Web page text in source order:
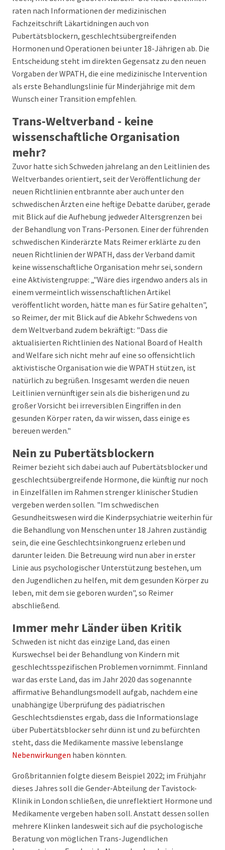
raten nach Informationen der medizinischen
Fachzeitschrift Läkartidningen auch von
Pubertätsblockern, geschlechtsübergreifenden
Hormonen und Operationen bei unter 18-Jährigen ab. Die
Entscheidung steht im direkten Gegensatz zu den neuen
Vorgaben der WPATH, die eine medizinische Intervention
als erste Behandlungslinie für Minderjährige mit dem
Wunsch einer Transition empfehlen.
Trans-Weltverband - keine
wissenschaftliche Organisation
mehr?
Zuvor hatte sich Schweden jahrelang an den Leitlinien des
Weltverbandes orientiert, seit der Veröffentlichung der
neuen Richtlinien entbrannte aber auch unter den
schwedischen Ärzten eine heftige Debatte darüber, gerade
mit Blick auf die Aufhebung jedweder Altersgrenzen bei
der Behandlung von Trans-Personen. Einer der führenden
schwedischen Kinderärzte Mats Reimer erklärte zu den
neuen Richtlinien der WPATH, dass der Verband damit
keine wissenschaftliche Organisation mehr sei, sondern
eine Aktivistengruppe: „"Wäre dies irgendwo anders als in
einem vermeintlich wissenschaftlichen Artikel
veröffentlicht worden, hätte man es für Satire gehalten",
so Reimer, der mit Blick auf die Abkehr Schwedens von
dem Weltverband zudem bekräftigt: "Dass die
aktualisierten Richtlinien des National Board of Health
and Welfare sich nicht mehr auf eine so offensichtlich
aktivistische Organisation wie die WPATH stützen, ist
natürlich zu begrüßen. Insgesamt werden die neuen
Leitlinien vernünftiger sein als die bisherigen und zu
großer Vorsicht bei irreversiblen Eingriffen in den
gesunden Körper raten, da wir wissen, dass einige es
bereuen werden."
Nein zu Pubertätsblockern
Reimer bezieht sich dabei auch auf Pubertätsblocker und
geschlechtsübergreifende Hormone, die künftig nur noch
in Einzelfällen im Rahmen strenger klinischer Studien
vergeben werden sollen. "Im schwedischen
Gesundheitswesen wird die Kinderpsychiatrie weiterhin für
die Behandlung von Menschen unter 18 Jahren zuständig
sein, die eine Geschlechtsinkongruenz erleben und
darunter leiden. Die Betreuung wird nun aber in erster
Linie aus psychologischer Unterstützung bestehen, um
den Jugendlichen zu helfen, mit dem gesunden Körper zu
leben, mit dem sie geboren wurden", so Reimer
abschließend.
Immer mehr Länder üben Kritik
Schweden ist nicht das einzige Land, das einen
Kurswechsel bei der Behandlung von Kindern mit
geschlechtsspezifischen Problemen vornimmt. Finnland
war das erste Land, das im Jahr 2020 das sogenannte
affirmative Behandlungsmodell aufgab, nachdem eine
unabhängige Überprüfung des pädiatrischen
Geschlechtsdienstes ergab, dass die Informationslage
über Pubertätsblocker sehr dünn ist und zu befürchten
steht, dass die Medikamente massive lebenslange
Nebenwirkungen haben könnten.
Großbritannien folgte diesem Beispiel 2022; im Frühjahr
dieses Jahres soll die Gender-Abteilung der Tavistock-
Klinik in London schließen, die unreflektiert Hormone und
Medikamente vergeben haben soll. Anstatt dessen sollen
mehrere Klinken landesweit sich auf die psychologische
Beratung von möglichen Trans-Jugendlichen